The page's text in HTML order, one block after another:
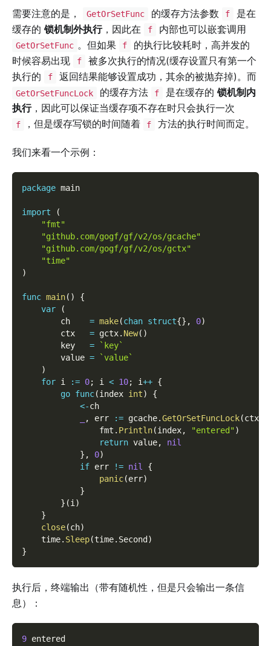
需要注意的是， GetOrSetFunc 的缓存方法参数 f
是在
缓存的 锁机制外执行，因此在 f 内部也可以嵌套调用
GetOrSetFunc 。但如果 f
的执行比较耗时，高并发的
时候容易出现
f
被多次执行的情况(缓存设置只有第一个
执行的
f 返回结果能够设置成功，其余的被抛弃掉)。而
GetOrSetFuncLock 的缓存方法 f 是在缓存的 锁机制内
执行，因此可以保证当缓存项不存在时只会执行一次
f ，但是缓存写锁的时间随着 f 方法的执行时间而定。
我们来看一个示例：
package main
import
(
"fmt"
"github.com/gogf/gf/v2/os/gcache"
"github.com/gogf/gf/v2/os/gctx"
"time"
)
func main( )
{
var
(
        ch
= make(chan struct{} , 0)
        ctx
= gctx. New( )
        key
=
`key`
        value
=
`value`
)
for i := 0; i < 10; i++ {
go func(index int)
{
<-ch
, err := gcache.GetOrSetFuncLock(ctx
                fmt
. Println(index, "entered")
return value,
nil
} , 0)
if err != nil
{
panic(err)
}
} (i )
}
close(ch)
    time
. Sleep(time. Second)
}
执行后，终端输出（带有随机性，但是只会输出一条信
息）：
9 entered